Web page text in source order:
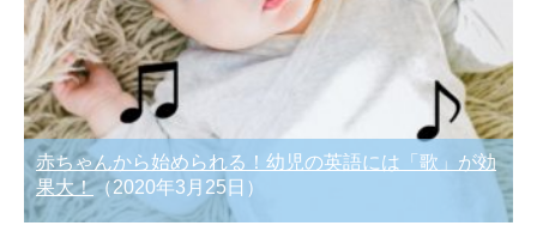
赤ちゃんから始められる！幼児の英語には「歌」が効
果大！（2020年3月25日）